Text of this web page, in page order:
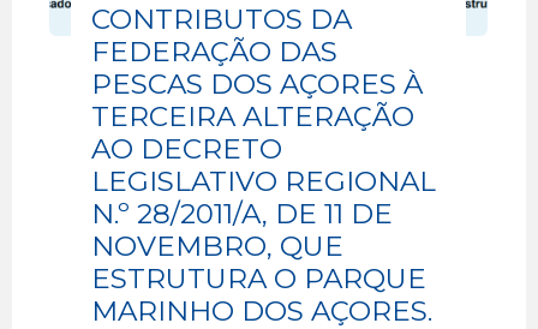
CONTRIBUTOS DA
FEDERAÇÃO DAS
PESCAS DOS AÇORES À
TERCEIRA ALTERAÇÃO
AO DECRETO
LEGISLATIVO REGIONAL
N.º 28/2011/A, DE 11 DE
NOVEMBRO, QUE
ESTRUTURA O PARQUE
MARINHO DOS AÇORES.